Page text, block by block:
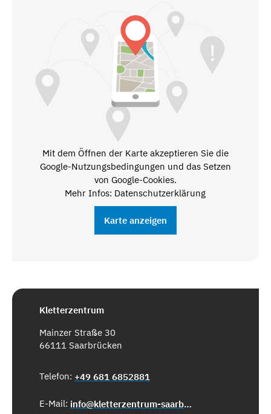
Mit dem Öffnen der Karte akzeptieren Sie die
Google-Nutzungsbedingungen und das Setzen
von Google-Cookies.
Mehr Infos: Datenschutzerklärung
Karte anzeigen
Kletterzentrum
Mainzer Straße 30
66111 Saarbrücken
Telefon: +49 681 6852881
E-Mail:
info@kletterzentrum-saarbruecken.de